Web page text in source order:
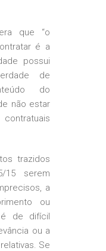
que “o
é a
possui
de
do
não estar
trazidos
15 serem
a
ou
de difícil
ou a
Se